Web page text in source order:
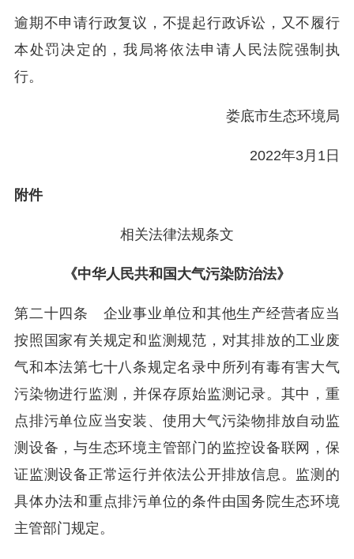
逾期不申请行政复议，不提起行政诉讼，又不履行
本处罚决定的，我局将依法申请人民法院强制执
行。
娄底市生态环境局
2022年3月1日
附件
相关法律法规条文
《中华人民共和国大气污染防治法》
第二十四条 企业事业单位和其他生产经营者应当
按照国家有关规定和监测规范，对其排放的工业废
气和本法第七十八条规定名录中所列有毒有害大气
污染物进行监测，并保存原始监测记录。其中，重
点排污单位应当安装、使用大气污染物排放自动监
测设备，与生态环境主管部门的监控设备联网，保
证监测设备正常运行并依法公开排放信息。监测的
具体办法和重点排污单位的条件由国务院生态环境
主管部门规定。